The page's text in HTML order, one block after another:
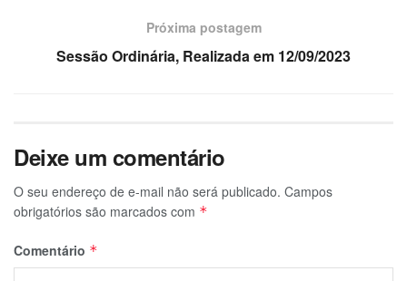
Próxima postagem
Sessão Ordinária, Realizada em 12/09/2023
Deixe um comentário
O seu endereço de e-mail não será publicado. Campos
obrigatórios são marcados com *
Comentário *